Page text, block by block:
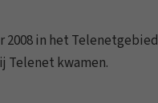
in het
Telenet kwamen.